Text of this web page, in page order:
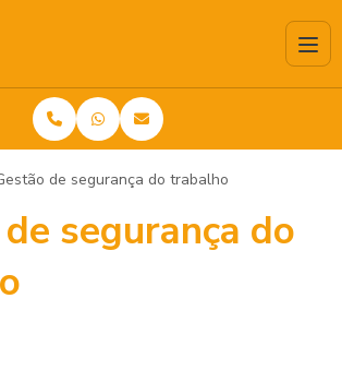
de segurança do trabalho
segurança do